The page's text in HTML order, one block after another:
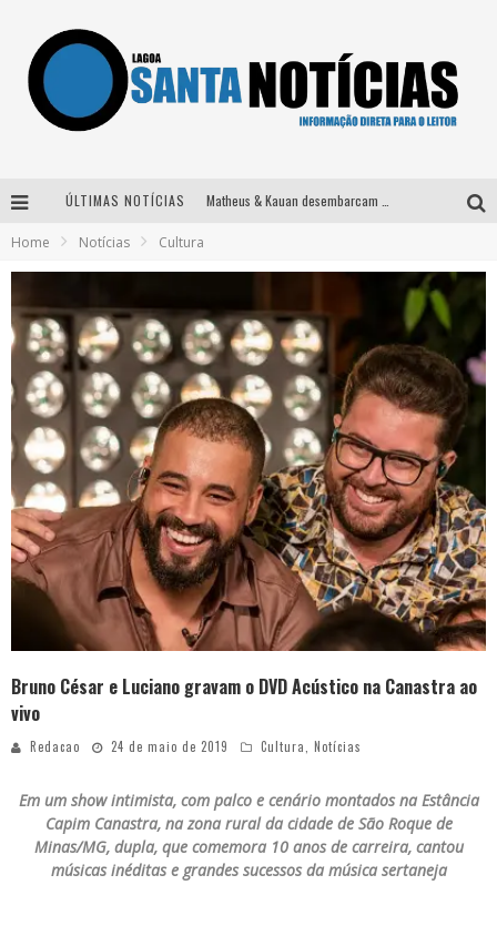
ÚLTIMAS NOTÍCIAS
Home Notícias Cultura
Bruno César e Luciano gravam o DVD Acústico na Canastra ao
vivo
Redacao 24 de maio de 2019 Cultura, Notícias
Em um show intimista, com palco e cenário montados na Estância
Capim Canastra, na zona rural da cidade de São Roque de
Minas/MG, dupla, que comemora 10 anos de carreira, cantou
músicas inéditas e grandes sucessos da música sertaneja